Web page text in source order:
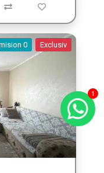
1
0 Exclusiv